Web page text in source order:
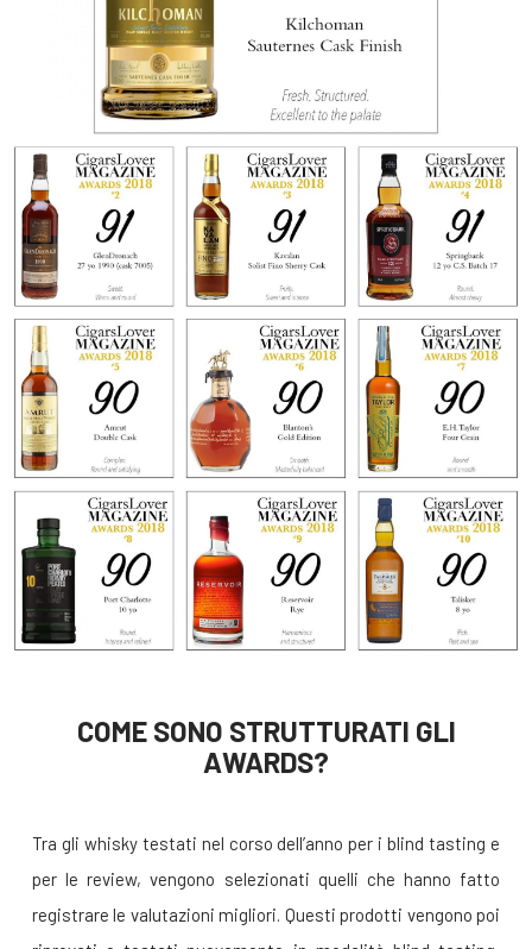
COME SONO STRUTTURATI GLI
AWARDS?
Tra gli whisky testati nel corso dell’anno per i blind tasting e
per le review, vengono selezionati quelli che hanno fatto
registrare le valutazioni migliori. Questi prodotti vengono poi